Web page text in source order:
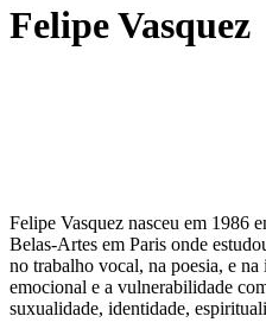
Felipe Vasquez
Felipe Vasquez nasceu em 1986
Belas-Artes em Paris onde
no trabalho vocal, na poesia, e
emocional e a vulnerabilidade
suxualidade, identidade,